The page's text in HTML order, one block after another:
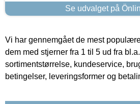
Se udvalget på
Vi har gennemgået de mest
dem med stjerner fra 1 til 5 ud fra
sortimentstørrelse, kundeservice,
betingelser, leveringsformer og